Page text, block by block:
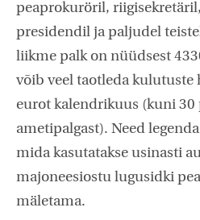
peaprokuröril, riigisekretäril,
presidendil ja paljudel
liikme palk on nüüdsest
võib veel taotleda
eurot kalendrikuus (kuni 30
ametipalgast). Need
mida kasutatakse usinasti
majoneesiostu lugusidki
mäletama.